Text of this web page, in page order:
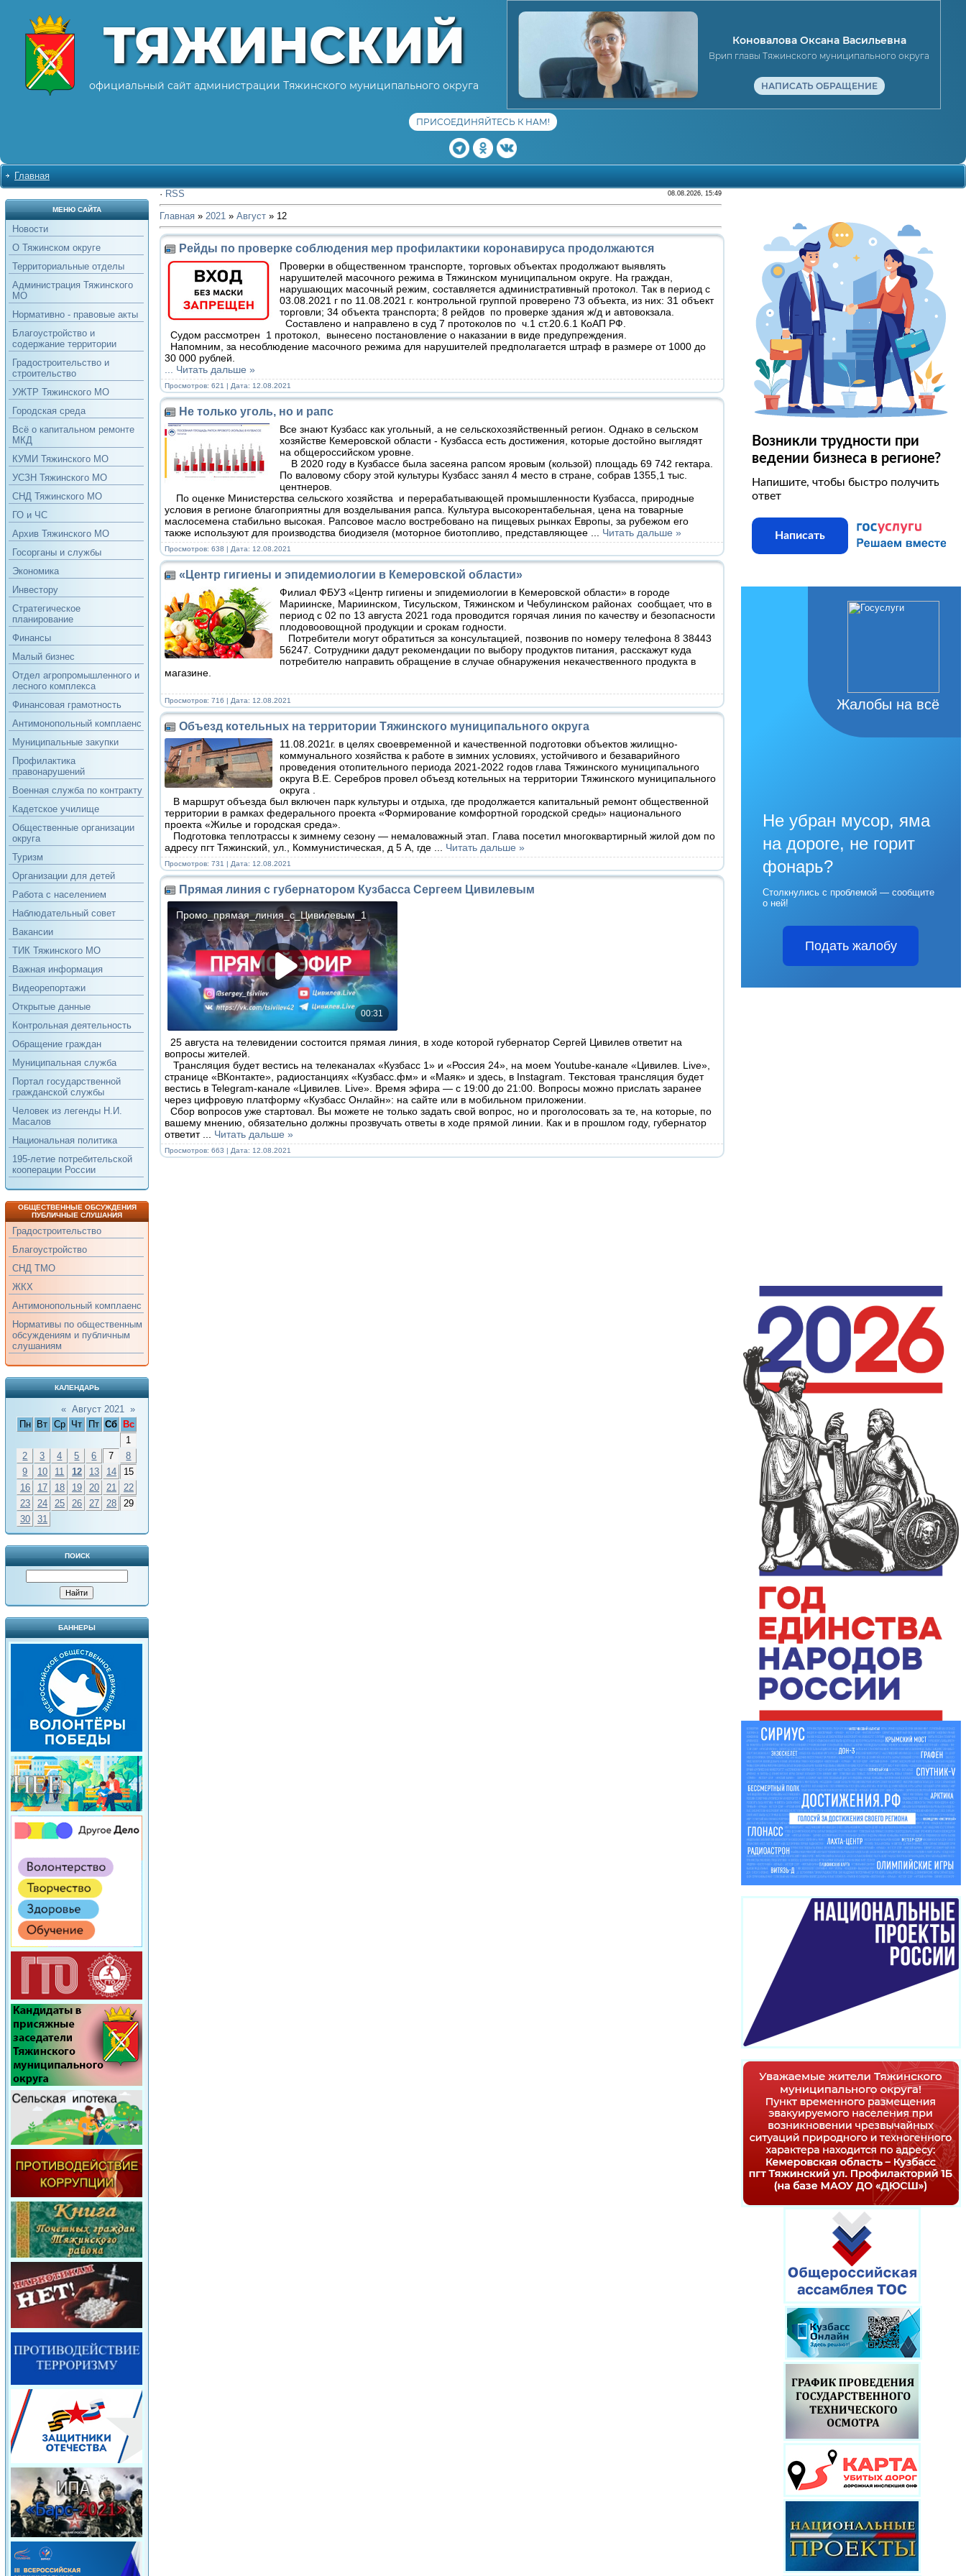
ТЯЖИНСКИЙ
официальный сайт администрации Тяжинского муниципального округа
Коновалова Оксана Васильевна
Врип главы Тяжинского муниципального округа
НАПИСАТЬ ОБРАЩЕНИЕ
ПРИСОЕДИНЯЙТЕСЬ К НАМ!
Главная
МЕНЮ САЙТА
Новости
О Тяжинском округе
Территориальные отделы
Администрация Тяжинского
МО
Нормативно - правовые акты
Благоустройство и
содержание территории
Градостроительство и
строительство
УЖТР Тяжинского МО
Городская среда
Всё о капитальном ремонте
МКД
КУМИ Тяжинского МО
УСЗН Тяжинского МО
СНД Тяжинского МО
ГО и ЧС
Архив Тяжинского МО
Госорганы и службы
Экономика
Инвестору
Стратегическое
планирование
Финансы
Малый бизнес
Отдел агропромышленного и
лесного комплекса
Финансовая грамотность
Антимонопольный комплаенс
Муниципальные закупки
Профилактика
правонарушений
Военная служба по контракту
Кадетское училище
Общественные организации
округа
Туризм
Организации для детей
Работа с населением
Наблюдательный совет
Вакансии
ТИК Тяжинского МО
Важная информация
Видеорепортажи
Открытые данные
Контрольная деятельность
Обращение граждан
Муниципальная служба
Портал государственной
гражданской службы
Человек из легенды Н.И.
Масалов
Национальная политика
195-летие потребительской
кооперации России
ОБЩЕСТВЕННЫЕ ОБСУЖДЕНИЯ
ПУБЛИЧНЫЕ СЛУШАНИЯ
Градостроительство
Благоустройство
СНД ТМО
ЖКХ
Антимонопольный комплаенс
Нормативы по общественным
обсуждениям и публичным
слушаниям
КАЛЕНДАРЬ
« Август 2021 »
Пн
Вт Ср Чт Пт Сб
Вс
1
2
3 4 5 6 7
8
9
10 11 12 13 14
15
16
17 18 19 20 21
22
23
24 25 26 27 28
29
30
31
ПОИСК
БАННЕРЫ
· RSS 08.08.2026, 15:49
Главная» 2021 » Август » 12
Рейды по проверке соблюдения мер профилактики коронавируса продолжаются
Проверки в общественном транспорте, торговых объектах продолжают выявлять
нарушителей масочного режима в Тяжинском муниципальном округе. На граждан,
нарушающих масочный режим, составляется административный протокол. Так в период с
03.08.2021 г по 11.08.2021 г. контрольной группой проверено 73 объекта, из них: 31 объект
торговли; 34 объекта транспорта; 8 рейдов по проверке здания ж/д и автовокзала.
Составлено и направлено в суд 7 протоколов по ч.1 ст.20.6.1 КоАП РФ.
Судом рассмотрен 1 протокол, вынесено постановление о наказании в виде предупреждения.
Напомним, за несоблюдение масочного режима для нарушителей предполагается штраф в размере от 1000 до
30 000 рублей.
Читать дальше »
Просмотров: 621 | Дата: 12.08.2021
Не только уголь, но и рапc
Все знают Кузбасс как угольный, а не сельскохозяйственный регион. Однако в сельском
хозяйстве Кемеровской области - Кузбасса есть достижения, которые достойно выглядят
на общероссийском уровне.
В 2020 году в Кузбассе была засеяна рапсом яровым (кользой) площадь 69 742 гектара.
По валовому сбору этой культуры Кузбасс занял 4 место в стране, собрав 1355,1 тыс.
центнеров.
По оценке Министерства сельского хозяйства и перерабатывающей промышленности Кузбасса, природные
условия в регионе благоприятны для возделывания рапса. Культура высокорентабельная, цена на товарные
маслосемена стабильно высокая. Рапсовое масло востребовано на пищевых рынках Европы, за рубежом его
также используют для производства биодизеля (моторное биотопливо, представляющее
Читать дальше »
Просмотров: 638 | Дата: 12.08.2021
«Центр гигиены и эпидемиологии в Кемеровской области»
Филиал ФБУЗ «Центр гигиены и эпидемиологии в Кемеровской области» в городе
Мариинске, Мариинском, Тисульском, Тяжинском и Чебулинском районах сообщает, что в
период с 02 по 13 августа 2021 года проводится горячая линия по качеству и безопасности
плодовоовощной продукции и срокам годности.
Потребители могут обратиться за консультацией, позвонив по номеру телефона 8 38443
56247. Сотрудники дадут рекомендации по выбору продуктов питания, расскажут куда
потребителю направить обращение в случае обнаружения некачественного продукта в
магазине.
Просмотров: 716 | Дата: 12.08.2021
Объезд котельных на территории Тяжинского муниципального округа
11.08.2021г. в целях своевременной и качественной подготовки объектов жилищно-
коммунального хозяйства к работе в зимних условиях, устойчивого и безаварийного
проведения отопительного периода 2021-2022 годов глава Тяжинского муниципального
округа В.Е. Серебров провел объезд котельных на территории Тяжинского муниципального
округа .
В маршрут объезда был включен парк культуры и отдыха, где продолжается капитальный ремонт общественной
территории в рамках федерального проекта «Формирование комфортной городской среды» национального
проекта «Жилье и городская среда».
Подготовка теплотрассы к зимнему сезону — немаловажный этап. Глава посетил многоквартирный жилой дом по
адресу пгт Тяжинский, ул., Коммунистическая, д 5 А, где
Читать дальше »
Просмотров: 731 | Дата: 12.08.2021
Прямая линия с губернатором Кузбасса Сергеем Цивилевым
25 августа на телевидении состоится прямая линия, в ходе которой губернатор Сергей Цивилев ответит на
вопросы жителей.
Трансляция будет вестись на телеканалах «Кузбасс 1» и «Россия 24», на моем Youtube-канале «Цивилев. Live»,
странице «ВКонтакте», радиостанциях «Кузбасс.фм» и «Маяк» и здесь, в Instagram. Текстовая трансляция будет
вестись в Telegram-канале «Цивилев. Live». Время эфира — с 19:00 до 21:00. Вопросы можно прислать заранее
через цифровую платформу «Кузбасс Онлайн»: на сайте или в мобильном приложении.
Сбор вопросов уже стартовал. Вы можете не только задать свой вопрос, но и проголосовать за те, на которые, по
вашему мнению, обязательно должны прозвучать ответы в ходе прямой линии. Как и в прошлом году, губернатор
ответит
Читать дальше »
Просмотров: 663 | Дата: 12.08.2021
Возникли трудности при
ведении бизнеса в регионе?
Напишите, чтобы быстро получить
ответ
Написать
Жалобы на всё
Не убран мусор, яма
на дороге, не горит
фонарь?
Столкнулись с проблемой — сообщите
о ней!
Подать жалобу